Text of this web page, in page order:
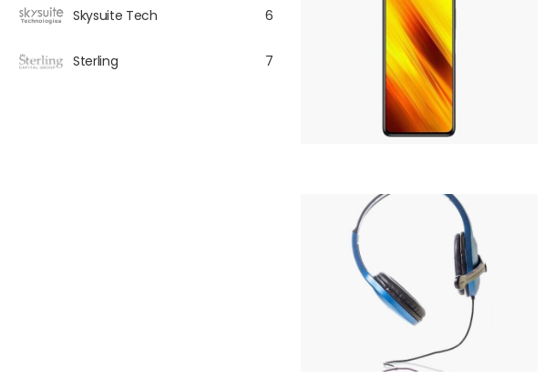
Skysuite Tech 6
Sterling 7